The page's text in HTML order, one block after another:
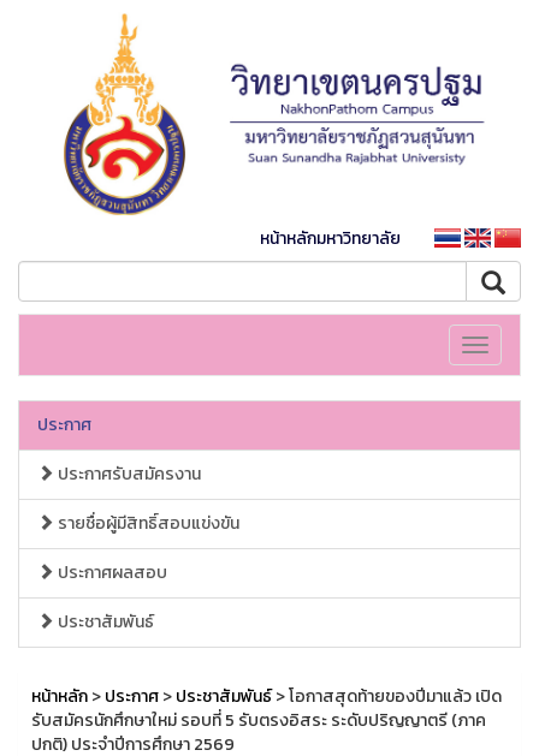
หน้าหลักมหาวิทยาลัย
Toggle
ประกาศ
ประกาศรับสมัครงาน
รายชื่อผู้มีสิทธิ์สอบแข่งขัน
ประกาศผลสอบ
ประชาสัมพันธ์
หน้าหลัก>ประกาศ>ประชาสัมพันธ์> โอกาสสุดท้ายของปีมาแล้ว เปิด
รับสมัครนักศึกษาใหม่ รอบที่ 5 รับตรงอิสระ ระดับปริญญาตรี (ภาค
ปกติ) ประจำปีการศึกษา 2569